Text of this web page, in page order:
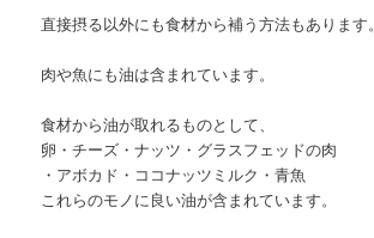
直接摂る以外にも食材から補う方法もあります。
肉や魚にも油は含まれています。
食材から油が取れるものとして、
卵・チーズ・ナッツ・グラスフェッドの肉
・アボカド・ココナッツミルク・青魚
これらのモノに良い油が含まれています。